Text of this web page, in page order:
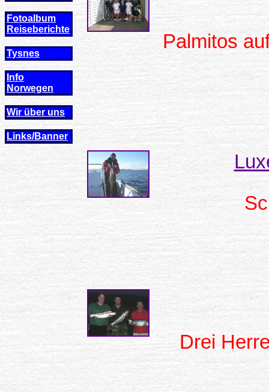
Fotoalbum
Reiseberichte
Tysnes
Info
Norwegen
Wir über uns
Links/Banner
Palmitos
Drei